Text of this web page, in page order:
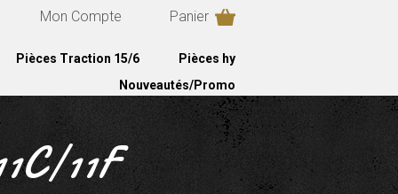
Mon Compte Panier
Pièces Traction 15/6
Pièces hy
Nouveautés/Promo
11F